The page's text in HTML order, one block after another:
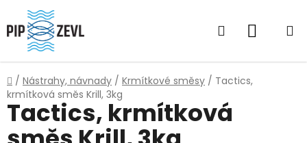
Přejít
na
obsah
Hledat
Domů
/ Nástrahy, návnady / Krmítkové směsy / Tactics,
krmítková směs Krill, 3kg
Tactics, krmítková